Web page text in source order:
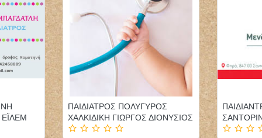
ΠΑΙΔΙΑΤΡΟΣ ΠΟΛΥΓΥΡΟΣ
ΧΑΛΚΙΔΙΚΗ ΓΙΩΡΓΟΣ ΔΙΟΝΥΣΙΟΣ
ΦΥΣΙΚΟΘΕΡΑΠΕΥΤΗΣ
ΦΥΣΙΚΟΘΕΡΑΠΕΙΑ
PHYSIOACTIVE
ΠΟΛΥΓΥΡΟΣ ΧΑΛΚΙΔΙΚΗ
ΠΑΙΔΙΑΤΡΟΣ ΕΠΙΣΚΕΨΕΙΣ
ΚΑΤ'ΟΙΚΟΝ ΤΗΝΟΣ
ΠΑΓΩΝΗΣ ΙΩΑΝΝΗΣ